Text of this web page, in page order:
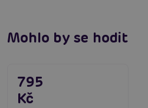
Mohlo by se hodit
795
Kč